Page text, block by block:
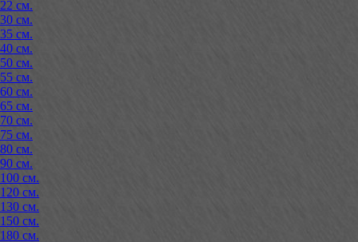
22 см.
30 см.
35 см.
40 см.
50 см.
55 см.
60 см.
65 см.
70 см.
75 см.
80 см.
90 см.
100 см.
120 см.
130 см.
150 см.
180 см.